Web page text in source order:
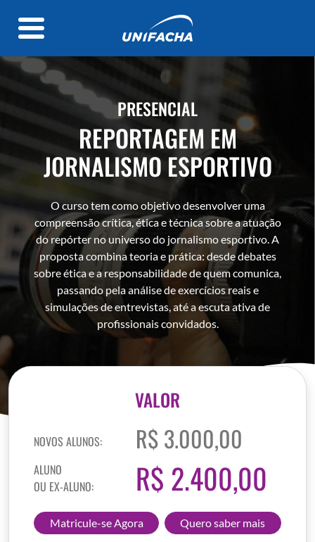
PRESENCIAL
REPORTAGEM EM
JORNALISMO ESPORTIVO
O curso tem como objetivo desenvolver uma
compreensão crítica, ética e técnica sobre a atuação
do repórter no universo do jornalismo esportivo. A
proposta combina teoria e prática: desde debates
sobre ética e a responsabilidade de quem comunica,
passando pela análise de exercícios reais e
simulações de entrevistas, até a escuta ativa de
profissionais convidados.
VALOR
NOVOS ALUNOS: R$ 3.000,00
ALUNO
OU EX-ALUNO:
R$ 2.400,00
Matricule-se Agora Quero saber mais